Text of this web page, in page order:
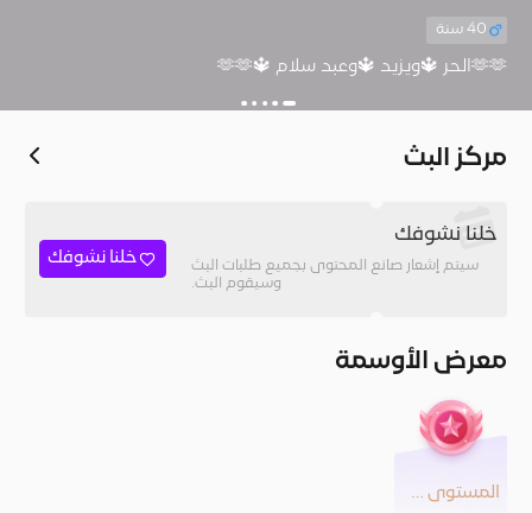
40 سنة
🫶🫶الحر 🔱ويزيد 🔱وعبد سلام 🔱🫶🫶
مركز البث
خلنا نشوفك
سيتم إشعار صانع المحتوى بجميع طلبات البث
وسيقوم البث.
خلنا نشوفك
معرض الأوسمة
المستوى 23